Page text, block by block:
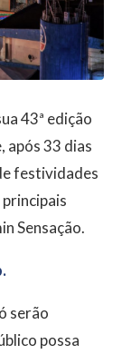
43ª edição
após 33 dias
festividades
Sensação.
serão
possa